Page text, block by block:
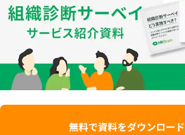
無料で資料をダウンロード